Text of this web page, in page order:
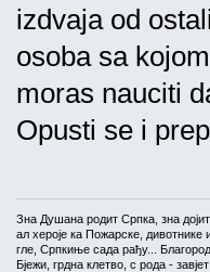
izdvaja od
osoba sa
moras nauciti
Opusti se i
Зна Душана родит Српка, зна
ал хероје ка Пожарске, дивотнике
гле, Српкиње сада рађу...
Бјежи, грдна клетво, с рода -